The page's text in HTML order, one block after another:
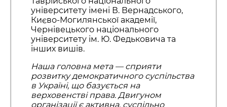
університету імені В. Вернадського,
Києво-Могилянської академії,
Чернівецького національного
університету ім. Ю. Федьковича та
інших вишів.
Наша головна мета — сприяти
розвитку демократичного суспільства
в Україні, що базується на
верховенстві права. Двигуном
організації є активна, суспільно